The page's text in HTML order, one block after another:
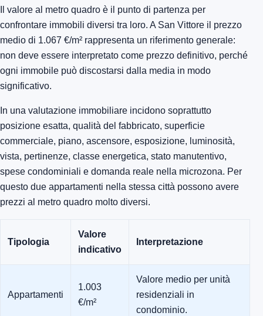
Il valore al metro quadro è il punto di partenza per
confrontare immobili diversi tra loro. A San Vittore il prezzo
medio di 1.067 €/m² rappresenta un riferimento generale:
non deve essere interpretato come prezzo definitivo, perché
ogni immobile può discostarsi dalla media in modo
significativo.
In una valutazione immobiliare incidono soprattutto
posizione esatta, qualità del fabbricato, superficie
commerciale, piano, ascensore, esposizione, luminosità,
vista, pertinenze, classe energetica, stato manutentivo,
spese condominiali e domanda reale nella microzona. Per
questo due appartamenti nella stessa città possono avere
prezzi al metro quadro molto diversi.
Tipologia
Valore
indicativo
Interpretazione
Appartamenti
1.003
€/m²
Valore medio per unità
residenziali in
condominio.